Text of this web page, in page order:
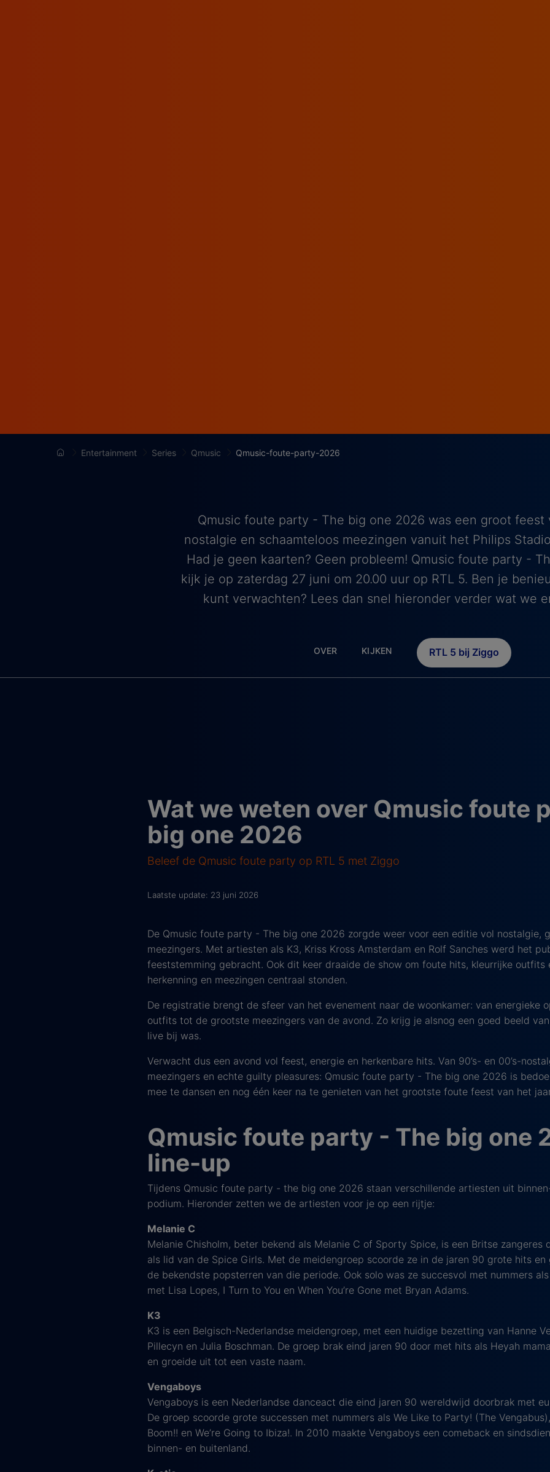
Entertainment Series Qmusic Qmusic-foute-party-2026
Qmusic foute party - The big one 2026 was een groot feest
nostalgie en schaamteloos meezingen vanuit het Philips
Had je geen kaarten? Geen probleem! Qmusic foute party -
kijk je op zaterdag 27 juni om 20.00 uur op RTL 5. Ben je
kunt verwachten? Lees dan snel hieronder verder wat we
OVER KIJKEN RTL 5 bij Ziggo
Wat we weten over Qmusic foute
big one 2026
Beleef de Qmusic foute party op RTL 5 met Ziggo
Laatste update: 23 juni 2026
De Qmusic foute party - The big one 2026 zorgde weer voor een editie vol nostalgie,
meezingers. Met artiesten als K3, Kriss Kross Amsterdam en Rolf Sanches werd het
feeststemming gebracht. Ook dit keer draaide de show om foute hits, kleurrijke outfits
herkenning en meezingen centraal stonden.
De registratie brengt de sfeer van het evenement naar de woonkamer: van energieke
outfits tot de grootste meezingers van de avond. Zo krijg je alsnog een goed beeld
live bij was.
Verwacht dus een avond vol feest, energie en herkenbare hits. Van 90’s- en 00’s-
meezingers en echte guilty pleasures: Qmusic foute party - The big one 2026 is
mee te dansen en nog één keer na te genieten van het grootste foute feest van het
Qmusic foute party - The big one
line-up
Tijdens Qmusic foute party - the big one 2026 staan verschillende artiesten uit
podium. Hieronder zetten we de artiesten voor je op een rijtje:
Melanie C
Melanie Chisholm, beter bekend als Melanie C of Sporty Spice, is een Britse
als lid van de Spice Girls. Met de meidengroep scoorde ze in de jaren 90 grote hits
de bekendste popsterren van die periode. Ook solo was ze succesvol met nummers
met Lisa Lopes, I Turn to You en When You’re Gone met Bryan Adams.
K3
K3 is een Belgisch-Nederlandse meidengroep, met een huidige bezetting van Hanne
Pillecyn en Julia Boschman. De groep brak eind jaren 90 door met hits als Heyah
en groeide uit tot een vaste naam.
Vengaboys
Vengaboys is een Nederlandse danceact die eind jaren 90 wereldwijd doorbrak met
De groep scoorde grote successen met nummers als We Like to Party! (The
Boom!! en We’re Going to Ibiza!. In 2010 maakte Vengaboys een comeback en
binnen- en buitenland.